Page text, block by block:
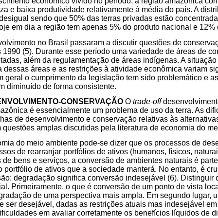
e baixa produtividade relativamente à média do país. A
sendo que 50% das terras privadas estão
em dia a região tem apenas 5% do produto nacional e 12%
no Brasil passaram a discutir questões de
(5). Durante esse período uma variedade de áreas de
além da regulamentação de áreas indígenas. A
dessas áreas e as restrições à atividade econômica variam
geral o cumprimento da legislação tem sido problemático e
diminuído de forma consistente.
CONSERVAÇÃO O trade-off
é essencialmente um problema de uso da terra. As
de desenvolvimento e conservação relativas às
amplas discutidas pela literatura de economia do
do meio ambiente pode-se dizer que os processos de
de rearranjar portfólios de ativos (humanos, físicos,
bens e serviços, a conversão de ambientes naturais é
portfólio de ativos que a sociedade manterá. No entanto, é
degradação significa conversão indesejável (6). Distinguir
Primeiramente, o que é conversão de um ponto de vista
de uma perspectiva mais ampla. Em segundo lugar,
ser desejável, dadas as restrições atuais mas indesejável
em avaliar corretamente os benefícios líquidos de